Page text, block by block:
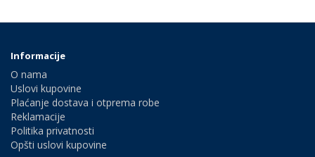
Informacije
O nama
Uslovi kupovine
Plaćanje dostava i otprema robe
Reklamacije
Politika privatnosti
Opšti uslovi kupovine